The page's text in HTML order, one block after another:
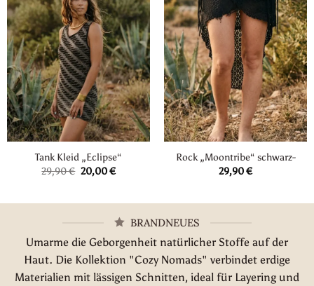
Tank Kleid „Eclipse“
29,90€ Ursprünglicher
Preis
20,00€Aktueller
Rock „Moontribe“ schwarz-
29,90€
BRANDNEUES
Umarme die Geborgenheit natürlicher Stoffe auf der
Haut. Die Kollektion "Cozy Nomads" verbindet erdige
Materialien mit lässigen Schnitten, ideal für Layering und